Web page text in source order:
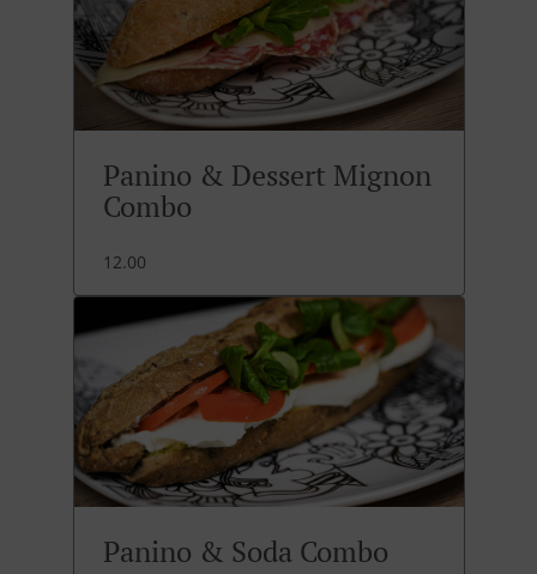
Panino & Dessert Mignon
Combo
12.00
Panino & Soda Combo